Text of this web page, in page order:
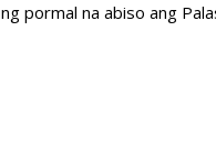
pormal na abiso ang